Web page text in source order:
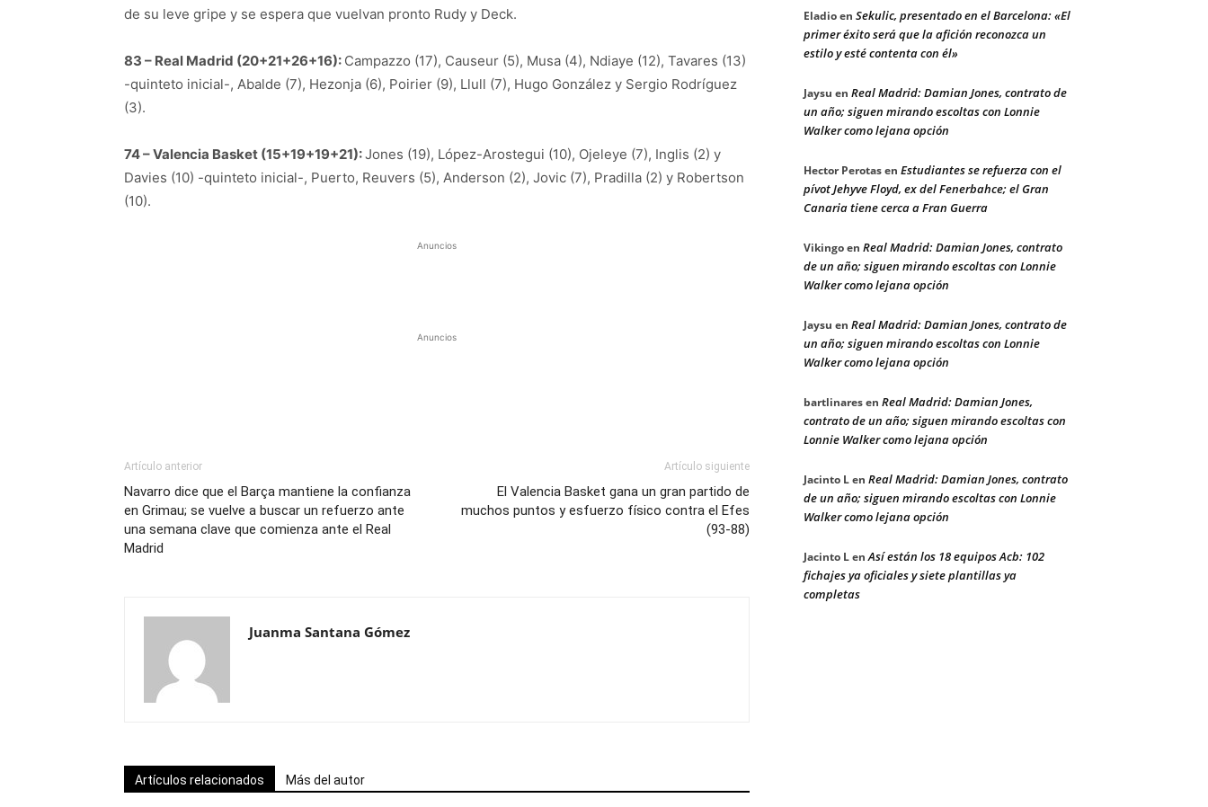
de su leve gripe y se espera que vuelvan pronto Rudy y Deck.
83 – Real Madrid (20+21+26+16): Campazzo (17), Causeur (5), Musa (4), Ndiaye (12), Tavares (13)
-quinteto inicial-, Abalde (7), Hezonja (6), Poirier (9), Llull (7), Hugo González y Sergio Rodríguez
(3).
74 – Valencia Basket (15+19+19+21):Jones (19), López-Arostegui (10), Ojeleye (7), Inglis (2) y
Davies (10) -quinteto inicial-, Puerto, Reuvers (5), Anderson (2), Jovic (7), Pradilla (2) y Robertson
(10).
Anuncios
Anuncios
Artículo anterior
Navarro dice que el Barça mantiene la confianza
en Grimau; se vuelve a buscar un refuerzo ante
una semana clave que comienza ante el Real
Madrid
Artículo siguiente
El Valencia Basket gana un gran partido de
muchos puntos y esfuerzo físico contra el Efes
(93-88)
Juanma Santana Gómez
Artículos relacionados Más del autor
Eladioen Sekulic, presentado en el Barcelona: «El
primer éxito será que la afición reconozca un
estilo y esté contenta con él»
Jaysu en Real Madrid: Damian Jones, contrato de
un año; siguen mirando escoltas con Lonnie
Walker como lejana opción
Hector Perotasen Estudiantes se refuerza con el
pívot Jehyve Floyd, ex del Fenerbahce; el Gran
Canaria tiene cerca a Fran Guerra
Vikingoen Real Madrid: Damian Jones, contrato
de un año; siguen mirando escoltas con Lonnie
Walker como lejana opción
Jaysu en Real Madrid: Damian Jones, contrato de
un año; siguen mirando escoltas con Lonnie
Walker como lejana opción
bartlinaresen Real Madrid: Damian Jones,
contrato de un año; siguen mirando escoltas con
Lonnie Walker como lejana opción
Jacinto Len Real Madrid: Damian Jones, contrato
de un año; siguen mirando escoltas con Lonnie
Walker como lejana opción
Jacinto LenAsí están los 18 equipos Acb: 102
fichajes ya oficiales y siete plantillas ya
completas